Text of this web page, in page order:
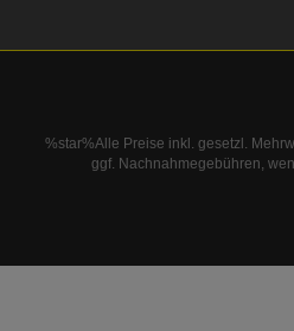
%star%Alle Preise inkl. gesetzl.
ggf. Nachnahmegebühren,